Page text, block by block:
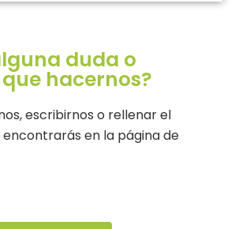
duda o
hacernos?
escribirnos o rellenar el
en la página de